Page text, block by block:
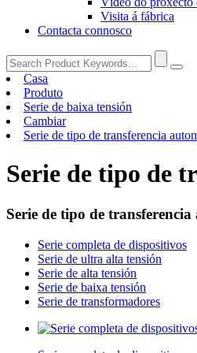
Visita á fábrica
Contacta connosco
Casa
Produto
Serie de baixa tensión
Cambiar
Serie de tipo de transferencia
Serie de tipo de
Serie de tipo de
Serie completa de dispositivos
Serie de ultra alta tensión
Serie de alta tensión
Serie de baixa tensión
Serie de transformadores